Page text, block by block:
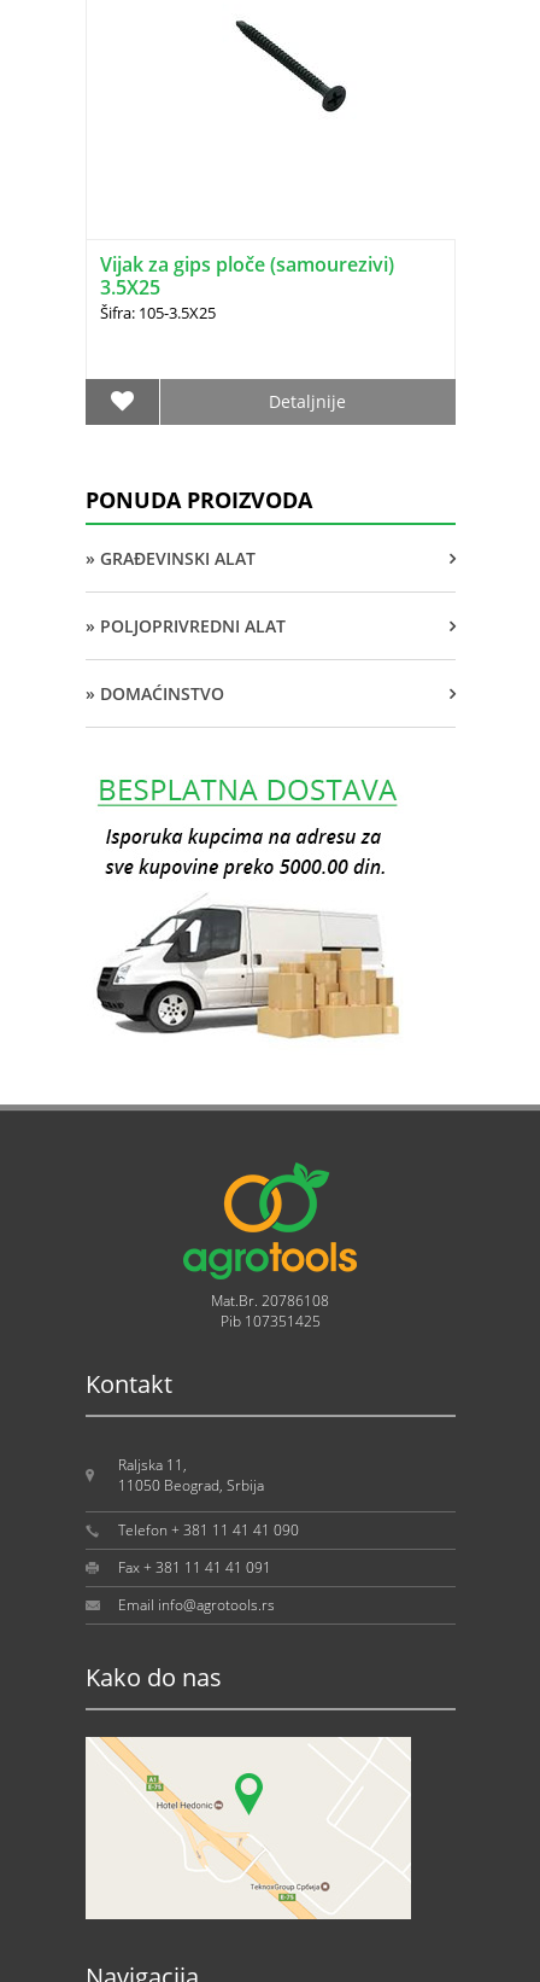
Vijak za gips ploče (samourezivi)
3.5X25
Šifra: 105-3.5X25
Detaljnije
PONUDA PROIZVODA
» GRAĐEVINSKI ALAT
» POLJOPRIVREDNI ALAT
» DOMAĆINSTVO
Mat.Br. 20786108
Pib 107351425
Kontakt
Raljska 11,
11050 Beograd, Srbija
Telefon + 381 11 41 41 090
Fax + 381 11 41 41 091
Email info@agrotools.rs
Kako do nas